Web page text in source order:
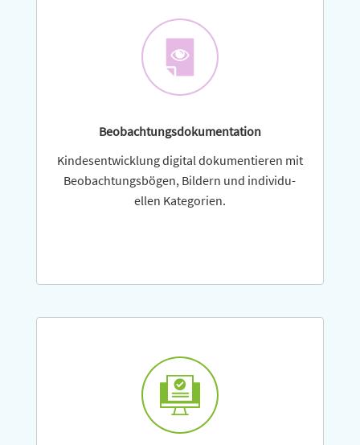
Beobachtungsdokumentation
Kindesentwicklung digital doku­men­tieren mit
Beobachtungsbögen, Bildern und indi­vi­du­
ellen Kategorien.